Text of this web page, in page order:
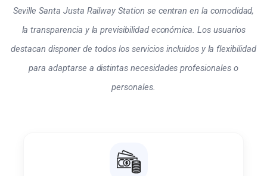
Seville Santa Justa Railway Station se centran en la comodidad,
la transparencia y la previsibilidad económica. Los usuarios
destacan disponer de todos los servicios incluidos y la flexibilidad
para adaptarse a distintas necesidades profesionales o
personales.